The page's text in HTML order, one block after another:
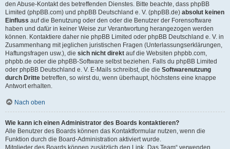
den Abuse-Kontakt des betreffenden Dienstes. Bitte beachte, dass phpBB
Limited (phpBB.com) und phpBB Deutschland e. V. (phpBB.de) absolut keinen
Einfluss auf die Benutzung oder den oder die Benutzer der Forensoftware
haben und dafür in keiner Weise zur Verantwortung herangezogen werden
können. Kontaktiere daher nie phpBB Limited oder phpBB Deutschland e. V. in
Zusammenhang mit jeglichen juristischen Fragen (Unterlassungserklärungen,
Haftungsfragen usw.), die sich nicht direkt auf die Websiten phpbb.com,
phpbb.de oder die phpBB-Software selbst beziehen. Falls du phpBB Limited
oder phpBB Deutschland e. V. E-Mails schreibst, die die Softwarenutzung
durch Dritte betreffen, so wirst du, wenn überhaupt, höchstens eine knappe
Antwort erhalten.
Nach oben
Wie kann ich einen Administrator des Boards kontaktieren?
Alle Benutzer des Boards können das Kontaktformular nutzen, wenn die
Funktion durch die Board-Administration aktiviert wurde.
Mitglieder des Boards können zusätzlich den Link „Das Team“ verwenden.